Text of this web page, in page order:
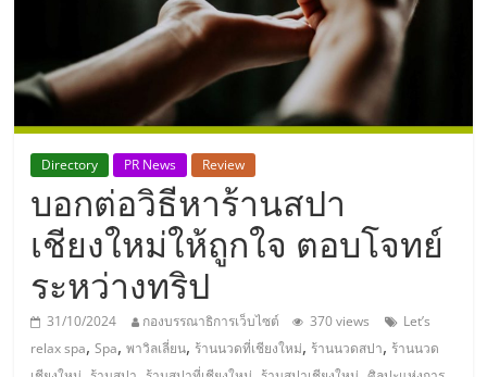
ประเทศไทย,
ThaiSMEsCenter,
รวม
ธุรกิจ
เอ
ส
Directory PR News Review
บอกต่อวิธีหาร้านสปา
เชียงใหม่ให้ถูกใจ ตอบโจทย์
ระหว่างทริป
31/10/2024 กองบรรณาธิการเว็บไซต์ 370 views
Let’s
relax spa,Spa,พาวิลเลี่ยน, ร้านนวดที่เชียงใหม่, ร้านนวดสปา, ร้านนวด